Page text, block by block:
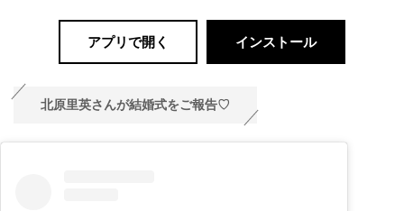
アプリで開く インストール
北原里英さんが結婚式をご報告♡